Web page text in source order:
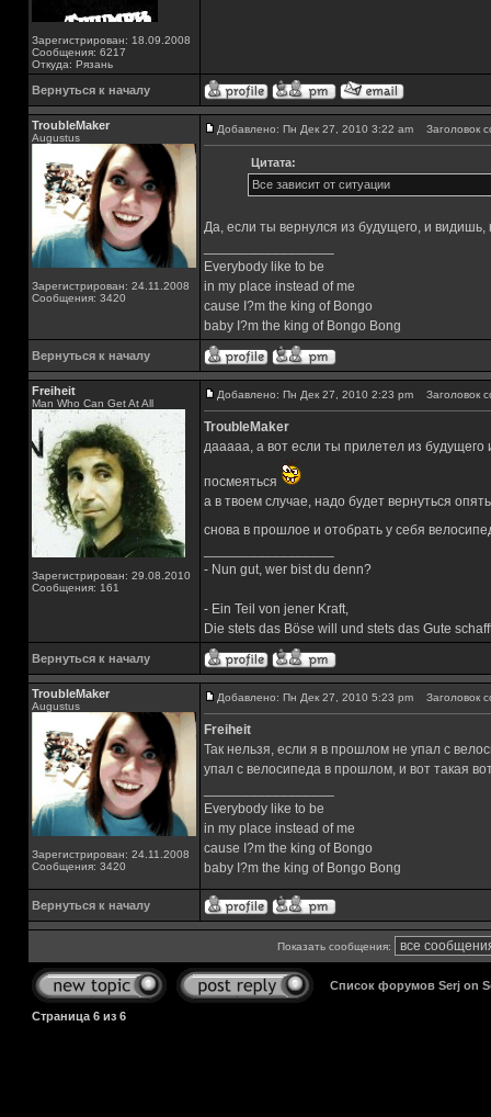
Зарегистрирован: 18.09.2008
Сообщения: 6217
Откуда: Рязань
Вернуться к началу
TroubleMaker
Augustus
Зарегистрирован: 24.11.2008
Сообщения: 3420
Добавлено: Пн Дек 27, 2010 3:22 am Заголовок
Цитата:
Все зависит от ситуации
Да, если ты вернулся из будущего, и
Everybody like to be
in my place instead of me
cause I?m the king of Bongo
baby I?m the king of Bongo Bong
Вернуться к началу
Freiheit
Man Who Can Get At All
Зарегистрирован: 29.08.2010
Сообщения: 161
Добавлено: Пн Дек 27, 2010 2:23 pm Заголовок
TroubleMaker
дааааа, а вот если ты прилетел из будущего
посмеяться
а в твоем случае, надо будет вернуться
снова в прошлое и отобрать у себя
- Nun gut, wer bist du denn?
- Ein Teil von jener Kraft,
Die stets das Böse will und stets das Gute
Вернуться к началу
TroubleMaker
Augustus
Зарегистрирован: 24.11.2008
Сообщения: 3420
Добавлено: Пн Дек 27, 2010 5:23 pm Заголовок
Freiheit
Так нельзя, если я в прошлом не упал с
упал с велосипеда в прошлом, и вот такая
Everybody like to be
in my place instead of me
cause I?m the king of Bongo
baby I?m the king of Bongo Bong
Вернуться к началу
Показать сообщения:
Список форумов Serj on
Страница 6 из 6